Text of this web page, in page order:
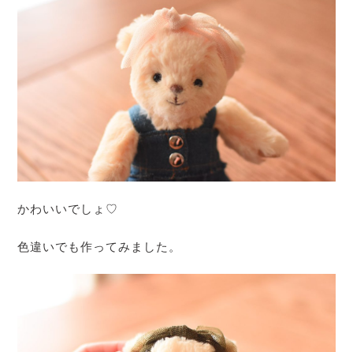
かわいいでしょ♡
色違いでも作ってみました。